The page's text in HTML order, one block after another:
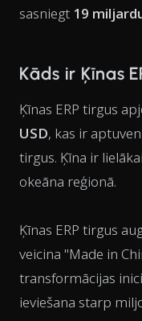
sasniegt 19
Kāds ir Ķīnas
Ķīnas ERP tirgus
USD, kas ir
tirgus. Ķīna ir
okeāna reģionā.
Ķīnas ERP tirgus
veicina "Made in
transformācijas
ieviešana starp